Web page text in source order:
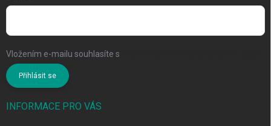
Vložením e-mailu souhlasíte s
Přihlásit se
INFORMACE PRO VÁS